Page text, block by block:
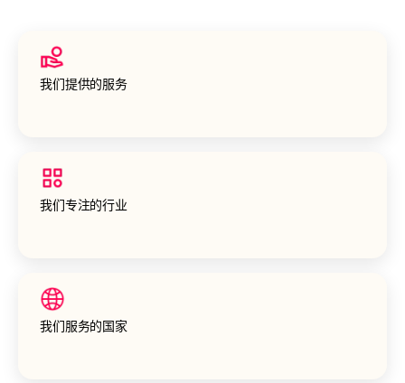
我们提供的服务
我们专注的行业
我们服务的国家